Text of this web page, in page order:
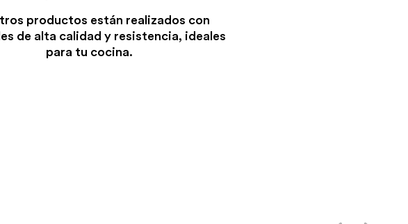
productos están realizados con
de alta calidad y resistencia, ideales
para tu cocina.